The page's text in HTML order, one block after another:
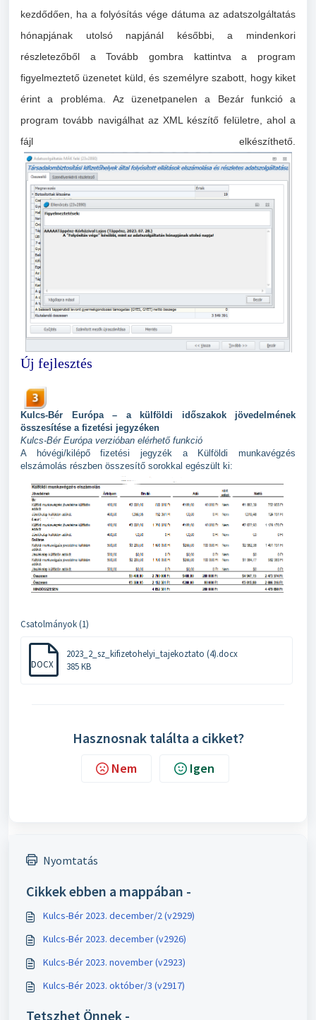
kezdődően, ha a folyósítás vége dátuma az adatszolgáltatás
hónapjának utolsó napjánál későbbi, a mindenkori
részletezőből a Tovább gombra kattintva a program
figyelmeztető üzenetet küld, és személyre szabott, hogy kiket
érint a probléma. Az üzenetpanelen a Bezár funkció a
program tovább navigálhat az XML készítő felületre, ahol a
fájl elkészíthető.
Új fejlesztés
Kulcs-Bér Európa – a külföldi időszakok jövedelmének
összesítése a fizetési jegyzéken
Kulcs-Bér Európa verzióban elérhető funkció
A hóvégi/kilépő fizetési jegyzék a Külföldi munkavégzés
elszámolás részben összesítő sorokkal egészült ki:
Csatolmányok (1)
DOCX
2023_2_sz_kifizetohelyi_tajekoztato (4).docx
385 KB
Hasznosnak találta a cikket?
Nem Igen
Nyomtatás
Cikkek ebben a mappában -
Kulcs-Bér 2023. december/2 (v2929)
Kulcs-Bér 2023. december (v2926)
Kulcs-Bér 2023. november (v2923)
Kulcs-Bér 2023. október/3 (v2917)
Tetszhet Önnek -